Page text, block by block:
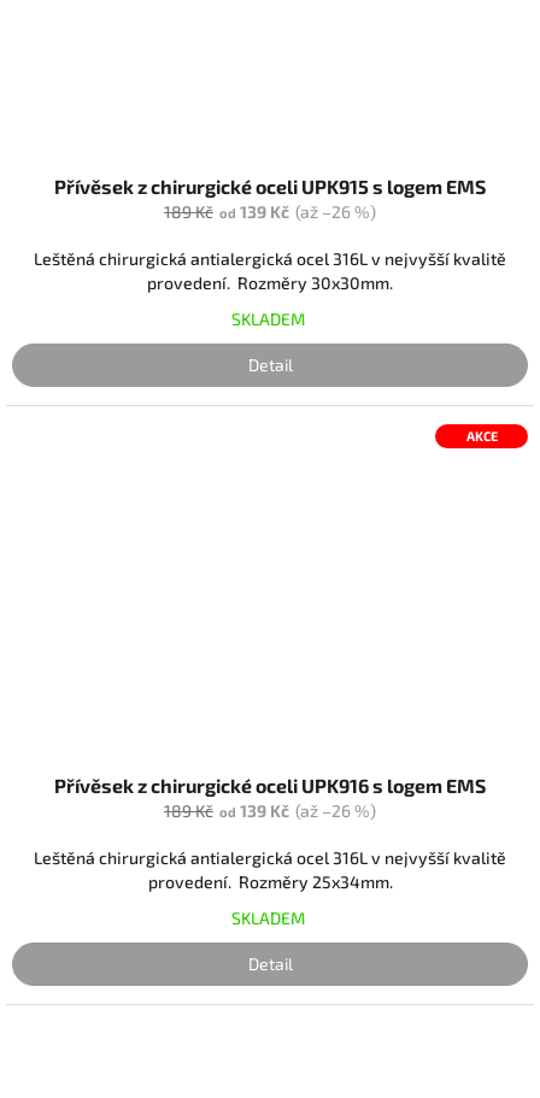
Přívěsek z chirurgické oceli UPK915 s logem EMS
189 Kč od 139 Kč (až –26 %)
Leštěná chirurgická antialergická ocel 316L v nejvyšší kvalitě
provedení. Rozměry 30x30mm.
SKLADEM
Detail
AKCE
Přívěsek z chirurgické oceli UPK916 s logem EMS
189 Kč od 139 Kč (až –26 %)
Leštěná chirurgická antialergická ocel 316L v nejvyšší kvalitě
provedení. Rozměry 25x34mm.
SKLADEM
Detail